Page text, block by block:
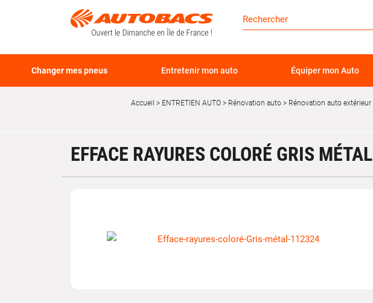
Changer mes pneus Entretenir mon auto Équiper mon Auto
Accueil ENTRETIEN AUTO Rénovation auto Rénovation auto extérieur
EFFACE RAYURES COLORÉ GRIS MÉTAL